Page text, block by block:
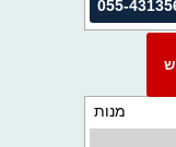
055-
מנות